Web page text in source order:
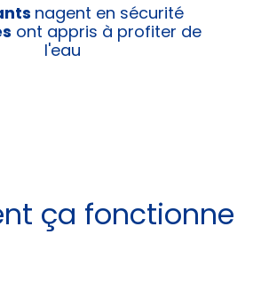
nagent en sécurité
ont appris à profiter de
l'eau
ça fonctionne